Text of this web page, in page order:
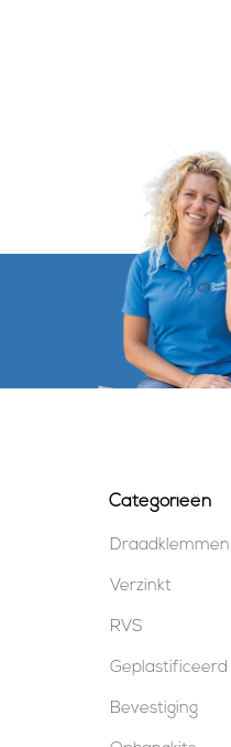
Categorieën
Draadklemmen
Verzinkt
RVS
Geplastificeerd
Bevestiging